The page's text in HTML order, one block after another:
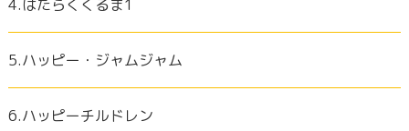
4.はたらくくるま1
5.ハッピー・ジャムジャム
6.ハッピーチルドレン